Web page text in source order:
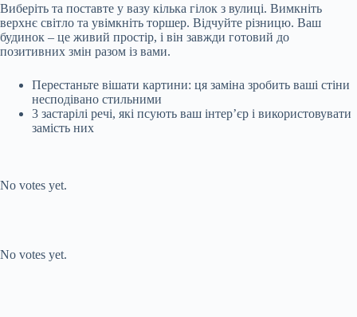
Виберіть та поставте у вазу кілька гілок з вулиці. Вимкніть
верхнє світло та увімкніть торшер. Відчуйте різницю. Ваш
будинок – це живий простір, і він завжди готовий до
позитивних змін разом із вами.
Перестаньте вішати картини: ця заміна зробить ваші стіни
несподівано стильними
3 застарілі речі, які псують ваш інтер’єр і використовувати
замість них
No votes yet.
No votes yet.